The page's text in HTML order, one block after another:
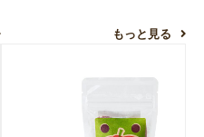
もっと見る